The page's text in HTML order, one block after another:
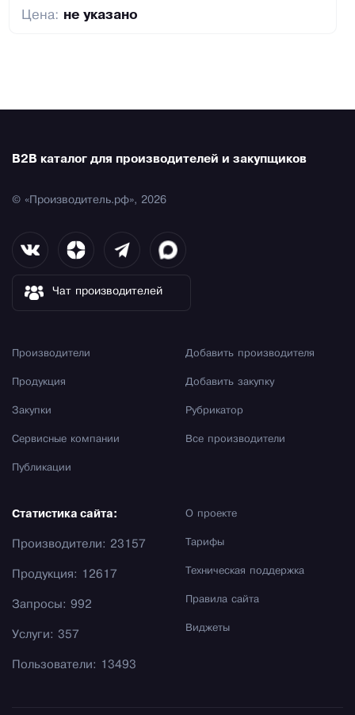
Цена: не указано
B2B каталог для производителей и закупщиков
© «Производитель.рф», 2026
Чат производителей
Производители
Продукция
Закупки
Сервисные компании
Публикации
Добавить производителя
Добавить закупку
Рубрикатор
Все производители
О проекте
Тарифы
Техническая поддержка
Правила сайта
Виджеты
Статистика сайта:
Производители: 23157
Продукция: 12617
Запросы: 992
Услуги: 357
Пользователи: 13493